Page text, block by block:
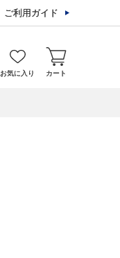
ご利用ガイド
お気に入り カート